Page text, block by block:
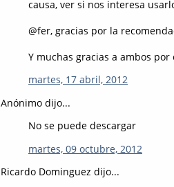
causa, ver si nos interesa
@fer, gracias por la
Y muchas gracias a ambos por
martes, 17 abril, 2012
Anónimo dijo...
No se puede descargar
martes, 09 octubre, 2012
Ricardo Dominguez dijo...